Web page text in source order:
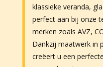
klassieke veranda,
perfect aan bij onze
merken zoals AVZ,
Dankzij maatwerk in
creëert u een